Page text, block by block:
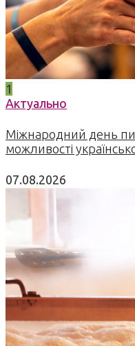
1
Актуально
Міжнародний день
можливості
07.08.2026